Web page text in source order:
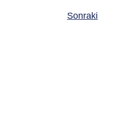
Sonraki